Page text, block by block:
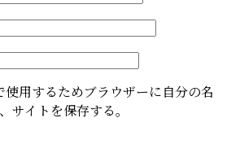
用するためブラウザーに自分の名
サイトを保存する。